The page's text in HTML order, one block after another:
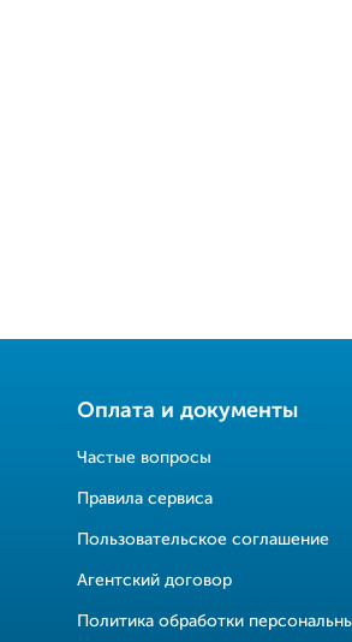
Оплата и документы
Частые вопросы
Правила сервиса
Пользовательское соглашение
Агентский договор
Политика обработки